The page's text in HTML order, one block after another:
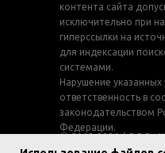
ⓒ 2018-2026 / ООО
контента сайта
исключительно при
гиперссылки на
для индексации
системами.
Нарушение указанных
ответственность в
законодательством
Федерации.